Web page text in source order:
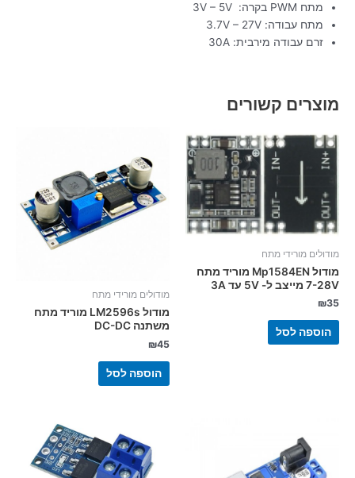
מתח PWM בקרה: 3V – 5V
מתח עבודה: 3.7V – 27V
זרם עבודה מירבית: 30A
מוצרים קשורים
מודולים מורידי מתח
מודול Mp1584EN מוריד מתח
7-28V מייצב ל- 5V עד 3A
₪35
הוספה לסל
מודולים מורידי מתח
מודול LM2596s מוריד מתח
משתנה DC-DC
₪45
הוספה לסל